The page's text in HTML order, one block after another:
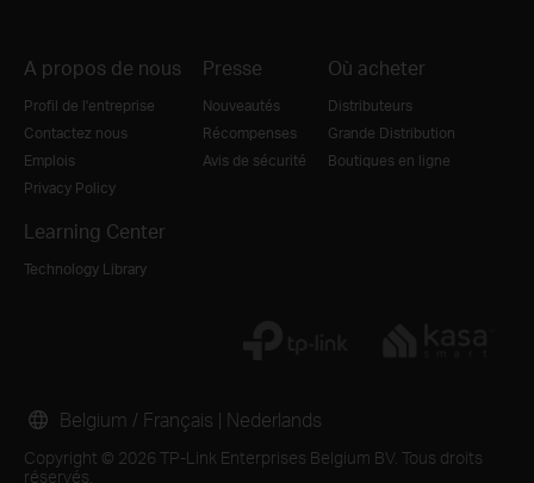
A propos de nous
Profil de l'entreprise
Contactez nous
Emplois
Privacy Policy
Presse
Nouveautés
Récompenses
Avis de sécurité
Où acheter
Distributeurs
Grande Distribution
Boutiques en ligne
Learning Center
Technology Library
Copyright © 2026 TP-Link Enterprises Belgium BV. Tous droits
réservés.
Belgium / Français | Nederlands